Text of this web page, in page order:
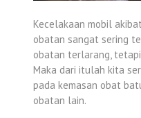
Kecelakaan mobil
obatan sangat sering
obatan terlarang,
Maka dari itulah kita
pada kemasan obat
obatan lain.